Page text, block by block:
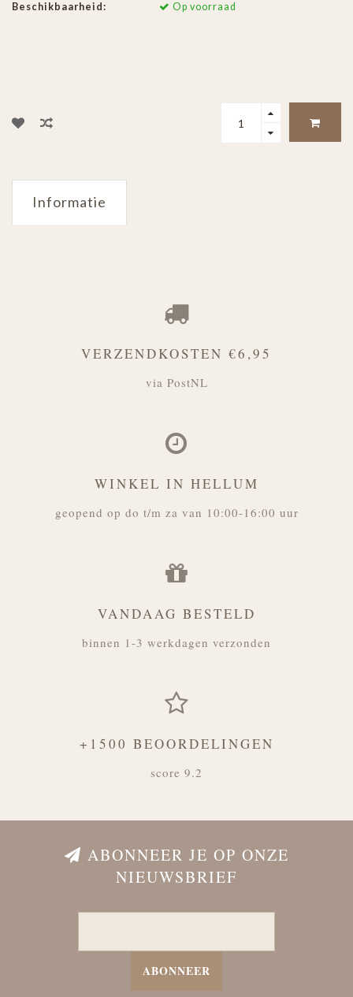
Beschikbaarheid: Op voorraad
Informatie
VERZENDKOSTEN €6,95
via PostNL
WINKEL IN HELLUM
geopend op do t/m za van 10:00-16:00 uur
VANDAAG BESTELD
binnen 1-3 werkdagen verzonden
+1500 BEOORDELINGEN
score 9.2
ABONNEER JE OP ONZE
NIEUWSBRIEF
ABONNEER